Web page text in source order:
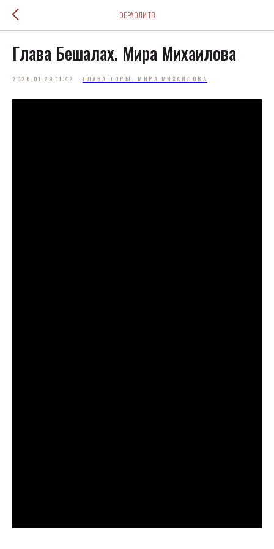
ЭБРАЭЛИ ТВ
Глава Бешалах. Мира Михаилова
2026-01-29 11:42 ГЛАВА ТОРЫ. МИРА МИХАИЛОВА